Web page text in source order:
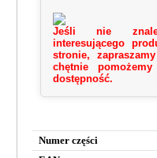
Jeśli nie
interesującego
stronie,
chętnie
dostępność.
Numer części